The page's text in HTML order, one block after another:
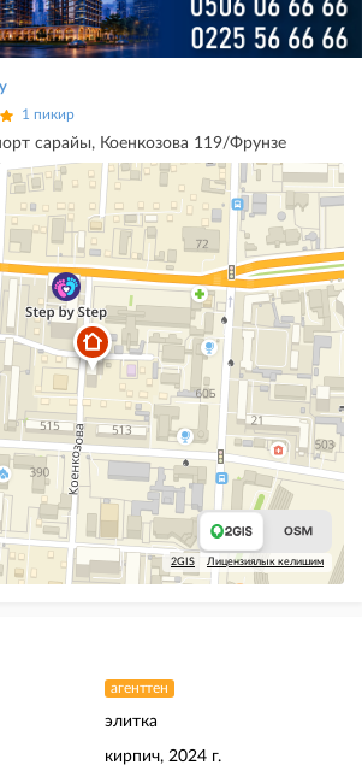
1 пикир
сарайы, Коенкозова 119/Фрунзе
2GIS Лицензиялык келишим
агенттен
элитка
кирпич, 2024 г.